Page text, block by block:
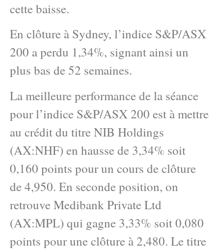
cette baisse.
En clôture à Sydney, l’indice S&P/ASX
200 a perdu 1,34%, signant ainsi un
plus bas de 52 semaines.
La meilleure performance de la séance
pour l’indice S&P/ASX 200 est à mettre
au crédit du titre NIB Holdings
(AX:NHF) en hausse de 3,34% soit
0,160 points pour un cours de clôture
de 4,950. En seconde position, on
retrouve Medibank Private Ltd
(AX:MPL) qui gagne 3,33% soit 0,080
points pour une clôture à 2,480. Le titre